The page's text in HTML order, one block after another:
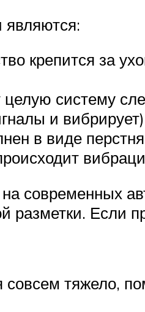
крепится за
целую систему
и
в виде
на современных
разметки. Если
совсем тяжело,